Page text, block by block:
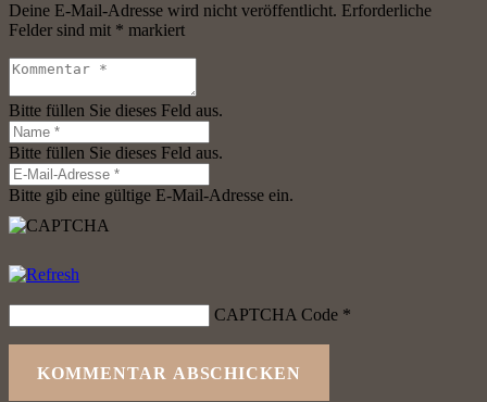
Deine E-Mail-Adresse wird nicht veröffentlicht. Erforderliche
Felder sind mit * markiert
Bitte füllen Sie dieses Feld aus.
Bitte füllen Sie dieses Feld aus.
Bitte gib eine gültige E-Mail-Adresse ein.
CAPTCHA Code *
KOMMENTAR ABSCHICKEN